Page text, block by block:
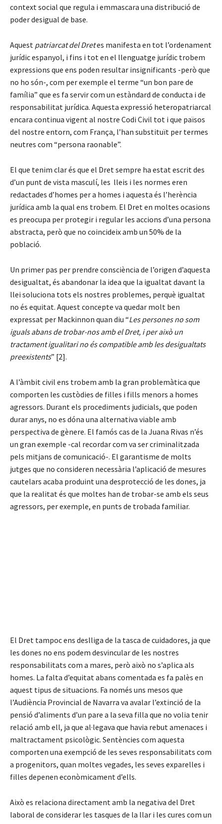
context social que regula i emmascara una distribució de
poder desigual de base.
Aquest patriarcat del Dretes manifesta en tot l’ordenament
jurídic espanyol, i fins i tot en el llenguatge jurídic trobem
expressions que ens poden resultar insignificants -però que
no ho són-, com per exemple el terme “un bon pare de
família” que es fa servir com un estàndard de conducta i de
responsabilitat jurídica. Aquesta expressió heteropatriarcal
encara continua vigent al nostre Codi Civil tot i que països
del nostre entorn, com França, l’han substituït per termes
neutres com “persona raonable”.
El que tenim clar és que el Dret sempre ha estat escrit des
d’un punt de vista masculí, les lleis i les normes eren
redactades d’homes per a homes i aquesta és l’herència
jurídica amb la qual ens trobem. El Dret en moltes ocasions
es preocupa per protegir i regular les accions d’una persona
abstracta, però que no coincideix amb un 50% de la
població.
Un primer pas per prendre consciència de l’origen d’aquesta
desigualtat, és abandonar la idea que la igualtat davant la
llei soluciona tots els nostres problemes, perquè igualtat
no és equitat. Aquest concepte va quedar molt ben
expressat per Mackinnon quan diu “Les persones no som
iguals abans de trobar-nos amb el Dret, i per això un
tractament igualitari no és compatible amb les desigualtats
preexistents” [2].
A l’àmbit civil ens trobem amb la gran problemàtica que
comporten les custòdies de filles i fills menors a homes
agressors. Durant els procediments judicials, que poden
durar anys, no es dóna una alternativa viable amb
perspectiva de gènere. El famós cas de la Juana Rivas n’és
un gran exemple -cal recordar com va ser criminalitzada
pels mitjans de comunicació-. El garantisme de molts
jutges que no consideren necessària l’aplicació de mesures
cautelars acaba produint una desprotecció de les dones, ja
que la realitat és que moltes han de trobar-se amb els seus
agressors, per exemple, en punts de trobada familiar.
El Dret tampoc ens deslliga de la tasca de cuidadores, ja que
les dones no ens podem desvincular de les nostres
responsabilitats com a mares, però això no s’aplica als
homes. La falta d’equitat abans comentada es fa palès en
aquest tipus de situacions. Fa només uns mesos que
l’Audiència Provincial de Navarra va avalar l’extinció de la
pensió d’aliments d’un pare a la seva filla que no volia tenir
relació amb ell, ja que al·legava que havia rebut amenaces i
maltractament psicològic. Sentències com aquesta
comporten una exempció de les seves responsabilitats com
a progenitors, quan moltes vegades, les seves exparelles i
filles depenen econòmicament d’ells.
Això es relaciona directament amb la negativa del Dret
laboral de considerar les tasques de la llar i les cures com un